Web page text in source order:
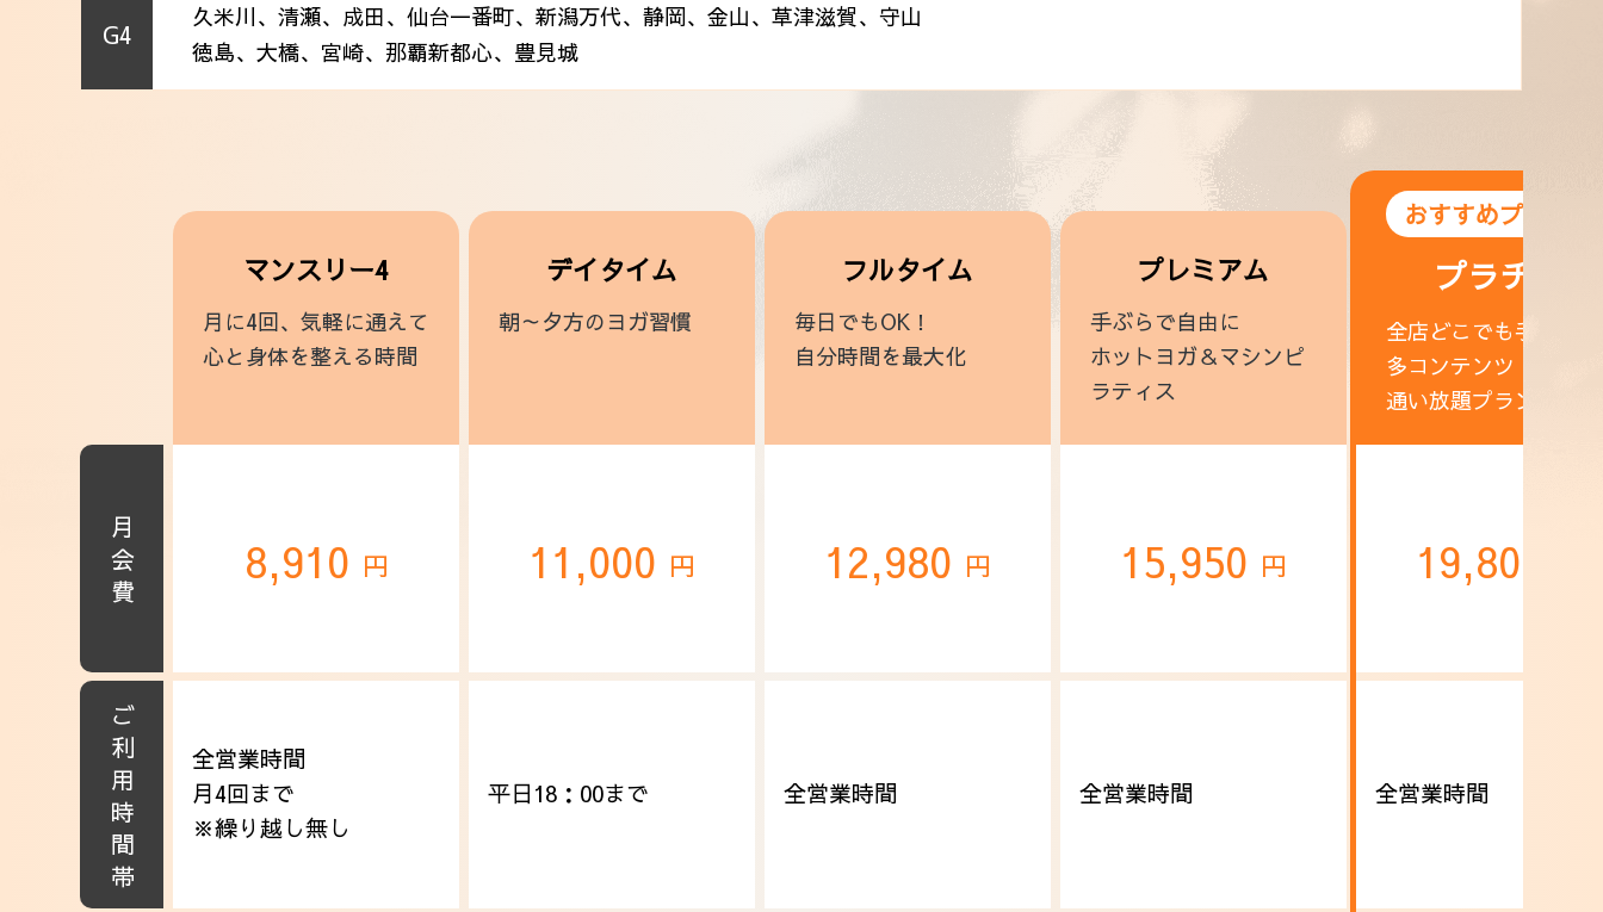
G4
久米川、清瀬、成田、仙台一番町、新潟万代、静岡、金山、草津滋賀、守山
徳島、大橋、宮崎、那覇新都心、豊見城
マンスリー4
月に4回、気軽に通えて
心と身体を整える時間
デイタイム
朝～夕方のヨガ習慣
フルタイム
毎日でもOK！
自分時間を最大化
プレミアム
手ぶらで自由に
ホットヨガ＆マシンピ
ラティス
おすすめプラン！
プラチナ
全店どこでも手ぶらで
多コンテンツ
通い放題プラン
月会費 8,910 円 11,000 円 12,980 円 15,950 円 19,800
ご利用時間帯
全営業時間
月4回まで
※繰り越し無し
平日18：00まで 全営業時間 全営業時間 全営業時間